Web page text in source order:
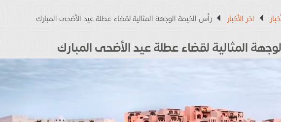
اخر الأخبار رأس الخيمة الوجهة المثالية لقضاء عطلة عيد الأضحى المبارك
المثالية لقضاء عطلة عيد الأضحى المبارك